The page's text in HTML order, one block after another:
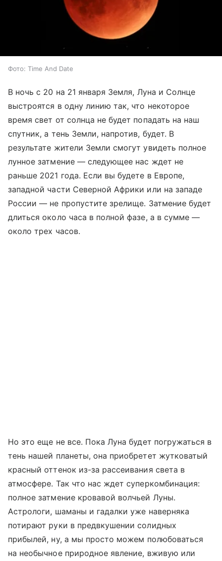
Фото: Time And Date
В ночь с 20 на 21 января Земля, Луна и Солнце
выстроятся в одну линию так, что некоторое
время свет от солнца не будет попадать на наш
спутник, а тень Земли, напротив, будет. В
результате жители Земли смогут увидеть полное
лунное затмение — следующее нас ждет не
раньше 2021 года. Если вы будете в Европе,
западной части Северной Африки или на западе
России — не пропустите зрелище. Затмение будет
длиться около часа в полной фазе, а в сумме —
около трех часов.
Но это еще не все. Пока Луна будет погружаться в
тень нашей планеты, она приобретет жутковатый
красный оттенок из-за рассеивания света в
атмосфере. Так что нас ждет суперкомбинация:
полное затмение кровавой волчьей Луны.
Астрологи, шаманы и гадалки уже наверняка
потирают руки в предвкушении солидных
прибылей, ну, а мы просто можем полюбоваться
на необычное природное явление, вживую или